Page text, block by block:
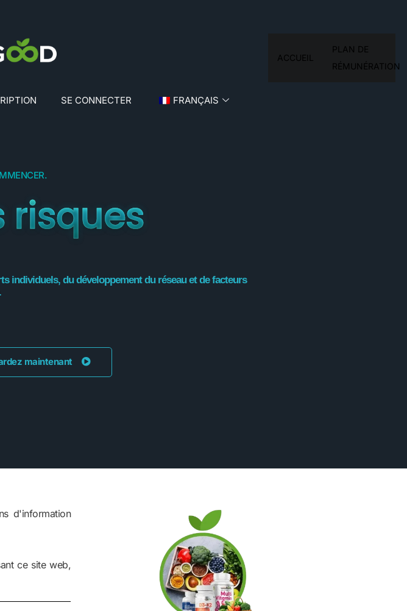
SE CONNECTER FRANÇAIS
ACCUEIL
PLAN DE
RÉMUNÉRATION
risques
individuels, du développement du réseau et de facteurs
maintenant
d'information
ce site web,